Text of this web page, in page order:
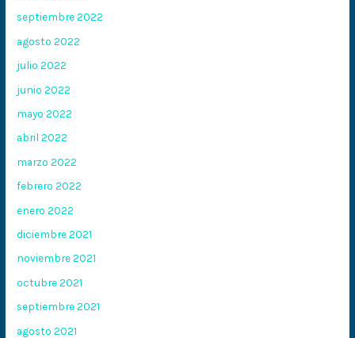
septiembre 2022
agosto 2022
julio 2022
junio 2022
mayo 2022
abril 2022
marzo 2022
febrero 2022
enero 2022
diciembre 2021
noviembre 2021
octubre 2021
septiembre 2021
agosto 2021